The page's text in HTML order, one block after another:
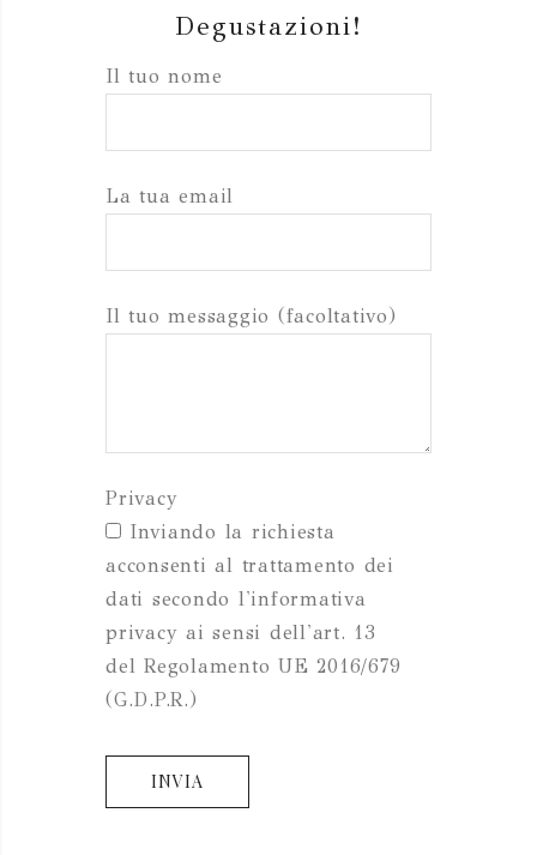
Degustazioni!
Il tuo nome
La tua email
Il tuo messaggio (facoltativo)
Privacy
Inviando la richiesta
acconsenti al trattamento dei
dati secondo l'informativa
privacy ai sensi dell'art. 13
del Regolamento UE 2016/679
(G.D.P.R.)